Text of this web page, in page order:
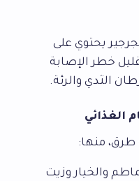
يحتوي على
خطر الإصابة
الثدي والرئة.
الغذائي
طرق، منها:
والخيار وزيت